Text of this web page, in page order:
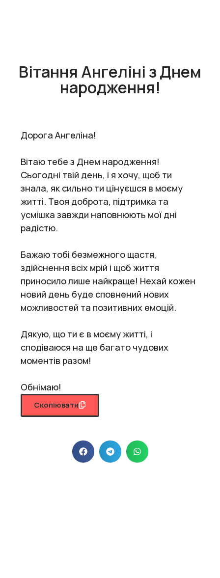
Вітання Ангеліні з Днем
народження!
Дорога Ангеліна!
Вітаю тебе з Днем народження!
Сьогодні твій день, і я хочу, щоб ти
знала, як сильно ти цінуєшся в моєму
житті. Твоя доброта, підтримка та
усмішка завжди наповнюють мої дні
радістю.
Бажаю тобі безмежного щастя,
здійснення всіх мрій і щоб життя
приносило лише найкраще! Нехай кожен
новий день буде сповнений нових
можливостей та позитивних емоцій.
Дякую, що ти є в моєму житті, і
сподіваюся на ще багато чудових
моментів разом!
Обнімаю!
Скопіювати